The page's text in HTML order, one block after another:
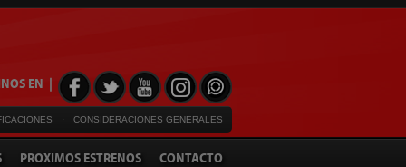
EN |
· CONSIDERACIONES GENERALES
PROXIMOS ESTRENOS CONTACTO